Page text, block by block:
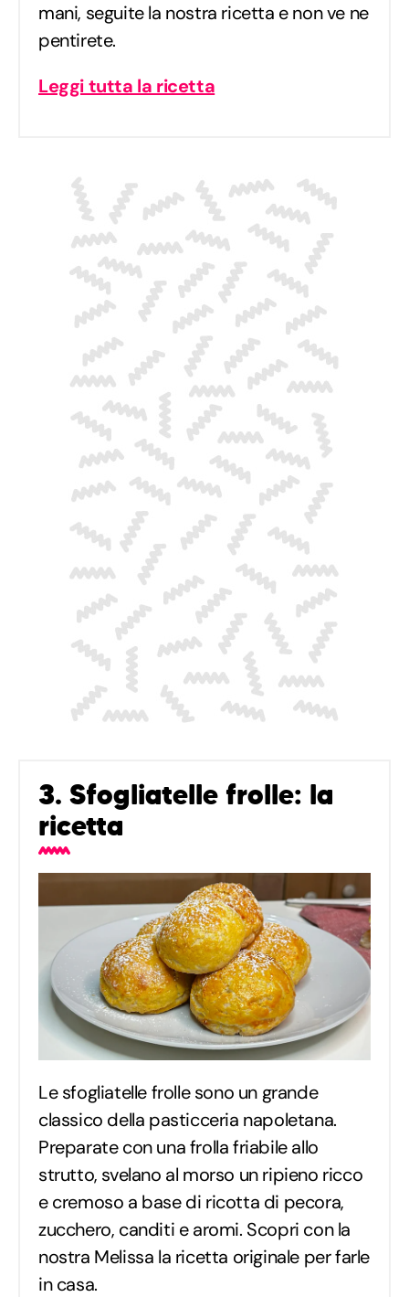
mani, seguite la nostra ricetta e non ve ne
pentirete.
Leggi tutta la ricetta
3. Sfogliatelle frolle: la
ricetta
Le sfogliatelle frolle sono un grande
classico della pasticceria napoletana.
Preparate con una frolla friabile allo
strutto, svelano al morso un ripieno ricco
e cremoso a base di ricotta di pecora,
zucchero, canditi e aromi. Scopri con la
nostra Melissa la ricetta originale per farle
in casa.